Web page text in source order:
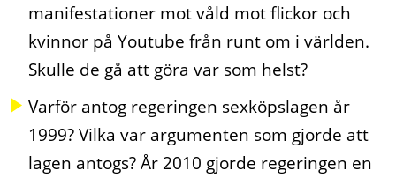
manifestationer mot våld mot flickor och
kvinnor på Youtube från runt om i världen.
Skulle de gå att göra var som helst?
Varför antog regeringen sexköpslagen år
1999? Vilka var argumenten som gjorde att
lagen antogs? År 2010 gjorde regeringen en